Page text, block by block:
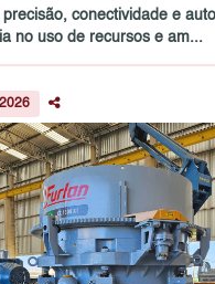
conectividade e
no uso de recursos e am...